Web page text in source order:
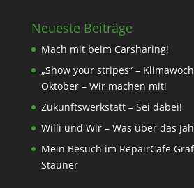
Neueste Beiträge
Mach mit beim Carsharing!
„Show your stripes“ –
Oktober – Wir machen mit!
Zukunftswerkstatt – Sei dabei!
Willi und Wir – Was über das
Mein Besuch im RepairCafe
Stauner